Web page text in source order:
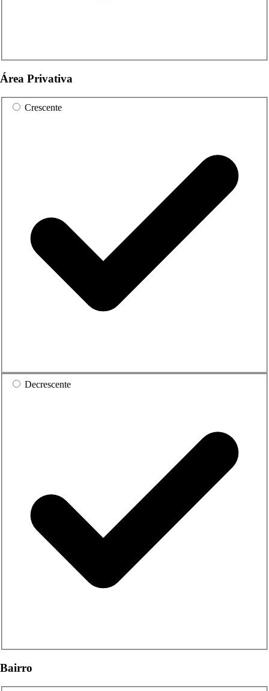
Área Privativa
Crescente
Decrescente
Bairro